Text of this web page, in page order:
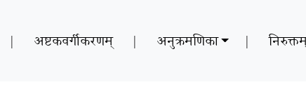
| अष्टकवर्गीकरणम् | अनुक्रमणिका |